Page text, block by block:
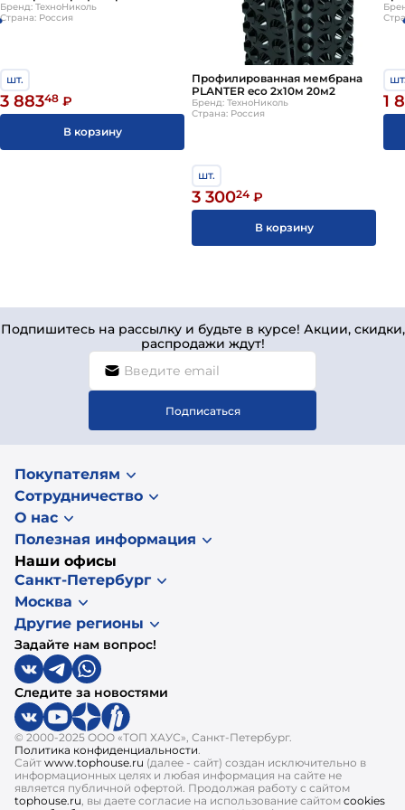
1х8м 8м2
Бренд: ТехноНиколь
Страна: Россия
шт.
3 88348 ₽
В корзину
Профилированная мембрана
PLANTER eco 2х10м 20м2
Бренд: ТехноНиколь
Страна: Россия
шт.
3 30024 ₽
В корзину
1
Подпишитесь на рассылку и будьте в курсе! Акции, скидки,
распродажи ждут!
Подписаться
Покупателям
Сотрудничество
О нас
Полезная информация
Наши офисы
Санкт-Петербург
Москва
Другие регионы
Задайте нам вопрос!
Следите за новостями
© 2000-2025 ООО «ТОП ХАУС», Санкт-Петербург.
Политика конфиденциальности.
Сайт www.tophouse.ru (далее - сайт) создан исключительно в
информационных целях и любая информация на сайте не
является публичной офертой. Продолжая работу с сайтом
tophouse.ru, вы даете согласие на использование сайтом cookies